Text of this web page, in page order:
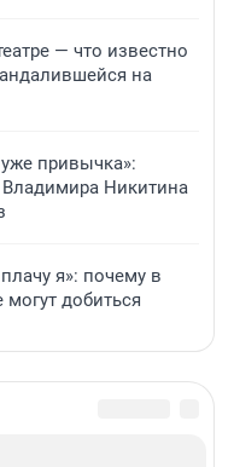
— что известно
на
привычка»:
Никитина
я»: почему в
добиться